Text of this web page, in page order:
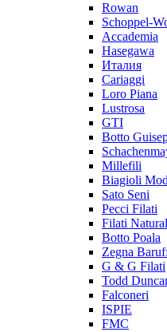
Rowan
Schoppel-
Accademia
Hasegawa
Италия
Cariaggi
Loro Piana
Lustrosa
GTI
Botto
Millefili
Biagioli
Sato Seni
Pecci Filati
Filati
Botto Poala
Zegna
G & G Filati
Todd
Falconeri
ISPIE
FMC